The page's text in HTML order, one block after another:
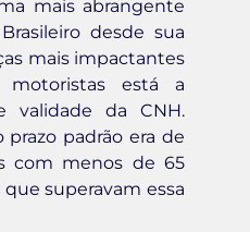
mais abrangente
desde sua
mais impactantes
está a
validade da CNH.
prazo padrão era de
com menos de 65
que superavam essa